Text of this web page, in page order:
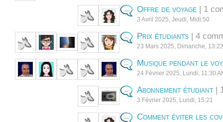
Offre de voyage | 1
3 Avril 2025, Jeudi, Midi:50
Prix étudiants | 4
23 Mars 2025, Dimanche, 13:23
Musique pendant le
24 Février 2025, Lundi, 11:30
Abonnement étudiant |
3 Février 2025, Lundi, 15:21
Comment éviter les